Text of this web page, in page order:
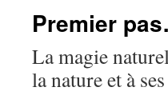
Premier
La magie
la nature et à